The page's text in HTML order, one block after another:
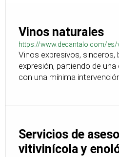
Vinos naturales
https://www.decantalo.com/
Vinos expresivos, sinceros,
expresión, partiendo de
con una mínima
Servicios de
vitivinícola y